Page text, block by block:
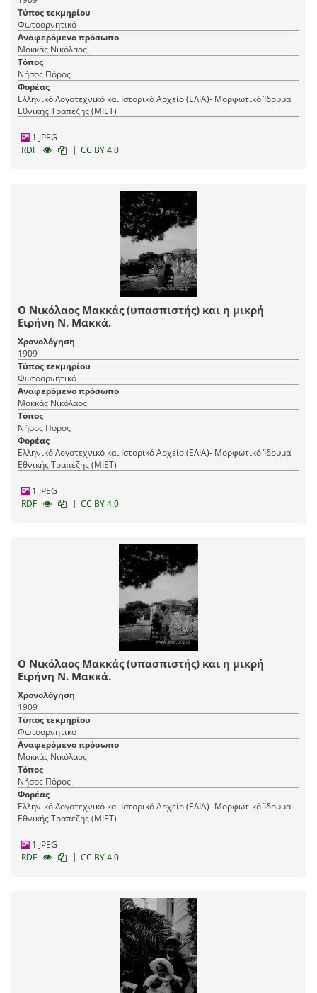
Τύπος τεκμηρίου
Φωτοαρνητικό
Αναφερόμενο πρόσωπο
Μακκάς Νικόλαος
Τόπος
Νήσος Πόρος
Φορέας
Ελληνικό Λογοτεχνικό και Ιστορικό Αρχείο (ΕΛΙΑ)- Μορφωτικό Ίδρυμα
Εθνικής Τραπέζης (ΜΙΕΤ)
1 JPEG
RDF
| CC BY 4.0
Ο Νικόλαος Μακκάς (υπασπιστής) και η μικρή
Ειρήνη Ν. Μακκά.
Χρονολόγηση
1909
Τύπος τεκμηρίου
Φωτοαρνητικό
Αναφερόμενο πρόσωπο
Μακκάς Νικόλαος
Τόπος
Νήσος Πόρος
Φορέας
Ελληνικό Λογοτεχνικό και Ιστορικό Αρχείο (ΕΛΙΑ)- Μορφωτικό Ίδρυμα
Εθνικής Τραπέζης (ΜΙΕΤ)
1 JPEG
RDF
| CC BY 4.0
Ο Νικόλαος Μακκάς (υπασπιστής) και η μικρή
Ειρήνη Ν. Μακκά.
Χρονολόγηση
1909
Τύπος τεκμηρίου
Φωτοαρνητικό
Αναφερόμενο πρόσωπο
Μακκάς Νικόλαος
Τόπος
Νήσος Πόρος
Φορέας
Ελληνικό Λογοτεχνικό και Ιστορικό Αρχείο (ΕΛΙΑ)- Μορφωτικό Ίδρυμα
Εθνικής Τραπέζης (ΜΙΕΤ)
1 JPEG
RDF
| CC BY 4.0